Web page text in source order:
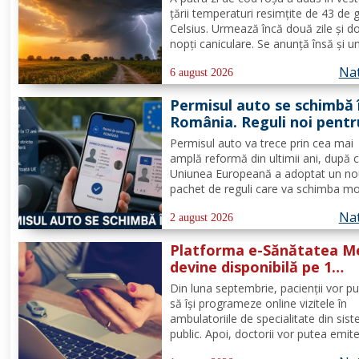
zone
ţării temperaturi resimţite de 43 de
Celsius. Urmează încă două zile şi
nopţi caniculare. Se anunţă însă şi
extreme vor fi în vigoare în acelaşi
mare parte din ţară: un cod de
unul de...
6 august 2026
Permisul auto se schimbă
România. Reguli noi
milioane de conducători
Permisul auto va trece prin cea mai
amplă reformă din ultimii ani, după
Uniunea Europeană a adoptat un
pachet de reguli care va schimba
documentului. România va trebui să
transpună noile prevederi în
națională până în 2028, iar cele...
2 august 2026
Platforma e-Sănătatea
devine disponibilă pe 1
septembrie: pacientul
utilizator direct al
digital de sănătate
Din luna septembrie, pacienții vor
să își programeze online vizitele în
ambulatoriile de specialitate din
public. Apoi, doctorii vor putea